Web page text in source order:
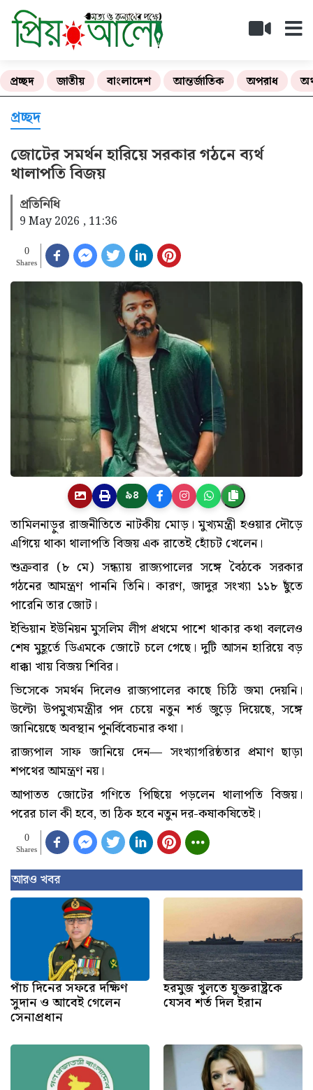
প্রচ্ছদ জাতীয় বাংলাদেশ আন্তর্জাতিক অপরাধ
প্রচ্ছদ
জোটের সমর্থন হারিয়ে সরকার গঠনে ব্যর্থ
থালাপতি বিজয়
প্রতিনিধি
9 May 2026 , 11:36
0
Shares
৯৪
তামিলনাড়ুর রাজনীতিতে নাটকীয় মোড়। মুখ্যমন্ত্রী হওয়ার দৌড়ে
এগিয়ে থাকা থালাপতি বিজয় এক রাতেই হোঁচট খেলেন।
শুক্রবার (৮ মে) সন্ধ্যায় রাজ্যপালের সঙ্গে বৈঠকে সরকার
গঠনের আমন্ত্রণ পাননি তিনি। কারণ, জাদুর সংখ্যা ১১৮ ছুঁতে
পারেনি তার জোট।
ইন্ডিয়ান ইউনিয়ন মুসলিম লীগ প্রথমে পাশে থাকার কথা বললেও
শেষ মুহূর্তে ডিএমকে জোটে চলে গেছে। দুটি আসন হারিয়ে বড়
ধাক্কা খায় বিজয় শিবির।
ভিসেকে সমর্থন দিলেও রাজ্যপালের কাছে চিঠি জমা দেয়নি।
উল্টো উপমুখ্যমন্ত্রীর পদ চেয়ে নতুন শর্ত জুড়ে দিয়েছে, সঙ্গে
জানিয়েছে অবস্থান পুনর্বিবেচনার কথা।
রাজ্যপাল সাফ জানিয়ে দেন— সংখ্যাগরিষ্ঠতার প্রমাণ ছাড়া
শপথের আমন্ত্রণ নয়।
আপাতত জোটের গণিতে পিছিয়ে পড়লেন থালাপতি বিজয়।
পরের চাল কী হবে, তা ঠিক হবে নতুন দর-কষাকষিতেই।
0
Shares
আরও খবর
পাঁচ দিনের সফরে দক্ষিণ
সুদান ও আবেই গেলেন
সেনাপ্রধান
হরমুজ খুলতে যুক্তরাষ্ট্রকে
যেসব শর্ত দিল ইরান